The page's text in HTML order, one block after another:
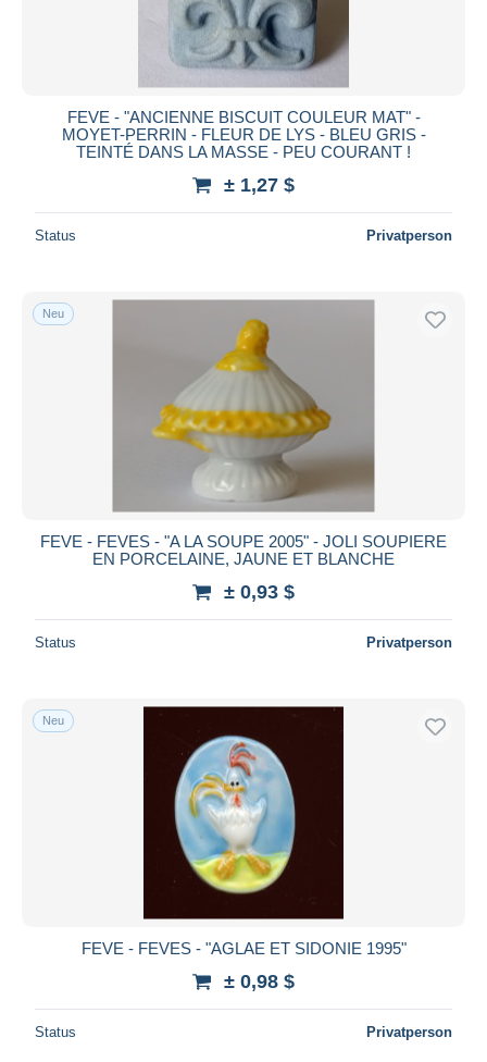
FEVE - "ANCIENNE BISCUIT COULEUR MAT" -
MOYET-PERRIN - FLEUR DE LYS - BLEU GRIS -
TEINTÉ DANS LA MASSE - PEU COURANT !
± 1,27 $
Status Privatperson
Neu
FEVE - FEVES - "A LA SOUPE 2005" - JOLI SOUPIERE
EN PORCELAINE, JAUNE ET BLANCHE
± 0,93 $
Status Privatperson
Neu
FEVE - FEVES - "AGLAE ET SIDONIE 1995"
± 0,98 $
Status Privatperson